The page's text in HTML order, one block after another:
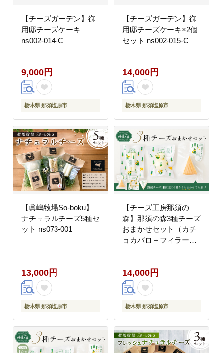
【チーズガーデン】御
用邸チーズケーキ
ns002-014-C
9,000円
栃木県 那須塩原市
【チーズガーデン】御
用邸チーズケーキ×2個
セット ns002-015-C
14,000円
栃木県 那須塩原市
【眞嶋牧場So-boku】
ナチュラルチーズ5種セ
ット ns073-001
13,000円
栃木県 那須塩原市
【チーズ工房那須の
森】那須の森3種チーズ
おまかせセット（カチ
ョカバロ＋フィラータ
14,000円
栃木県 那須塩原市